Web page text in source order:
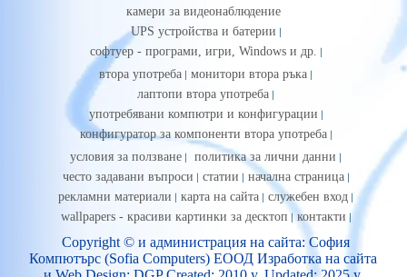
камери за видеонаблюдение
UPS устройства и батерии
софтуер - програми, игри, Windows и др.
втора употреба
монитори втора ръка
лаптопи втора употреба
употребявани компютри и конфигурации
конфигуратор за компоненти втора употреба
условия за ползване
политика за лични данни
често задавани въпроси
статии
начална страница
рекламни материали
карта на сайта
служебен вход
wallpapers - красиви картинки за десктоп
контакти
Copyright © и администрация на сайта: София
Компютърс (Sofia Computers) ЕООДИзработка на сайта